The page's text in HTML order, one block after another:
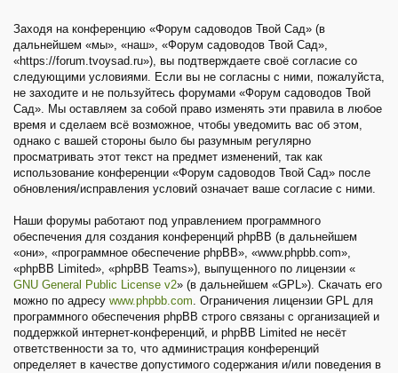
Заходя на конференцию «Форум садоводов Твой Сад» (в
дальнейшем «мы», «наш», «Форум садоводов Твой Сад»,
«https://forum.tvoysad.ru»), вы подтверждаете своё согласие со
следующими условиями. Если вы не согласны с ними, пожалуйста,
не заходите и не пользуйтесь форумами «Форум садоводов Твой
Сад». Мы оставляем за собой право изменять эти правила в любое
время и сделаем всё возможное, чтобы уведомить вас об этом,
однако с вашей стороны было бы разумным регулярно
просматривать этот текст на предмет изменений, так как
использование конференции «Форум садоводов Твой Сад» после
обновления/исправления условий означает ваше согласие с ними.
Наши форумы работают под управлением программного
обеспечения для создания конференций phpBB (в дальнейшем
«они», «программное обеспечение phpBB», «www.phpbb.com»,
«phpBB Limited», «phpBB Teams»), выпущенного по лицензии «
GNU General Public License v2» (в дальнейшем «GPL»). Скачать его
можно по адресу www.phpbb.com. Ограничения лицензии GPL для
программного обеспечения phpBB строго связаны с организацией и
поддержкой интернет-конференций, и phpBB Limited не несёт
ответственности за то, что администрация конференций
определяет в качестве допустимого содержания и/или поведения в